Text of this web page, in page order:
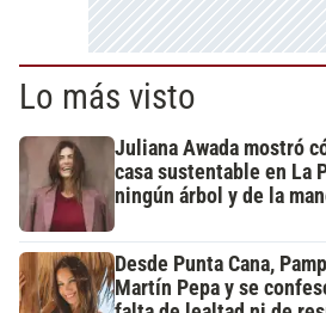
Lo más visto
Juliana Awada mostró
casa sustentable en La
ningún árbol y de la
Desde Punta Cana,
Martín Pepa y se